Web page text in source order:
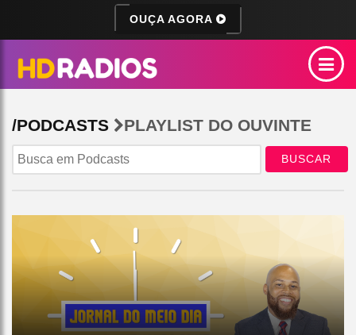
OUÇA AGORA
/PODCASTS PLAYLIST DO OUVINTE
BUSCAR